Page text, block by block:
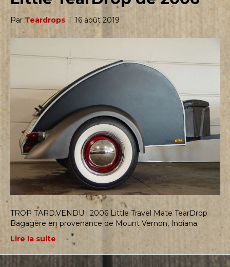
Par Teardrops | 16 août 2019
TROP TARD.VENDU ! 2006 Little Travel Mate TearDrop
Bagagère en provenance de Mount Vernon, Indiana.
Lire la suite